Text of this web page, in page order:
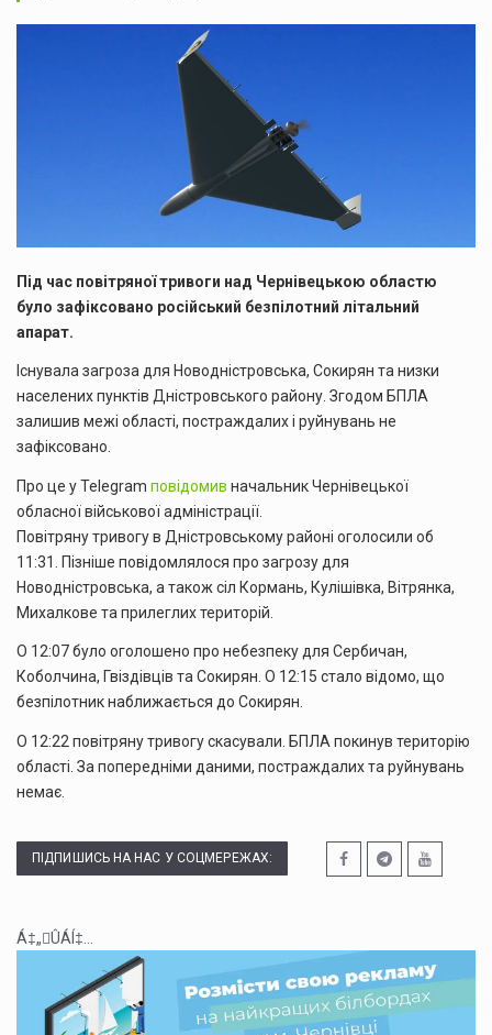
Під час повітряної тривоги над Чернівецькою областю
було зафіксовано російський безпілотний літальний
апарат.
Існувала загроза для Новодністровська, Сокирян та низки
населених пунктів Дністровського району. Згодом БПЛА
залишив межі області, постраждалих і руйнувань не
зафіксовано.
Про це у Telegram повідомив начальник Чернівецької
обласної військової адміністрації.
Повітряну тривогу в Дністровському районі оголосили об
11:31. Пізніше повідомлялося про загрозу для
Новодністровська, а також сіл Кормань, Кулішівка, Вітрянка,
Михалкове та прилеглих територій.
О 12:07 було оголошено про небезпеку для Сербичан,
Коболчина, Гвіздівців та Сокирян. О 12:15 стало відомо, що
безпілотник наближається до Сокирян.
О 12:22 повітряну тривогу скасували. БПЛА покинув територію
області. За попередніми даними, постраждалих та руйнувань
немає.
ПІДПИШИСЬ НА НАС У СОЦМЕРЕЖАХ:
Á‡„ÛÁÍ‡...